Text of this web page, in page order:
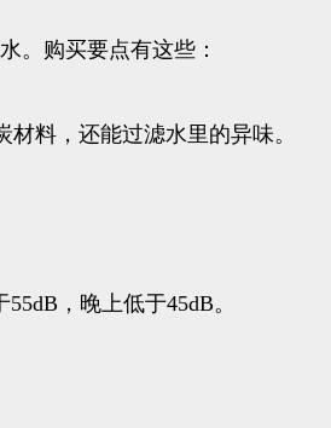
。购买要点有这些：
料，还能过滤水里的异味。
，晚上低于45dB。